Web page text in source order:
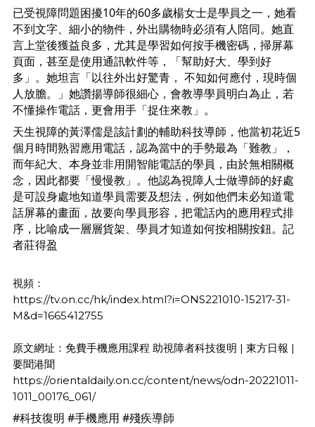
已受視障問題困擾10年的60多歲楊女士是學員之一，她看
不到文字、細小的物件，外出購物時必須有人陪同。她直
言上堂後獲益良多，尤其是學習如何按手機密碼，掃屏幕
頁面，甚至是使用通訊軟件等，「幫助好大、學到好
多」。她坦言「以往外出好驚青， 不知如何應付，現時個
人放膽。」她讚揚導師很細心，會教導學員明白為止，若
不懂操作電話，更會用手「捉住來教」。
天生視障的黃澤儒是該計劃的輔助科技導師，他當初花近5
個月時間熟習應用電話，認為當中的手勢最為「難教」，
而年紀大、本身並非用開智能電話的學員，由於無相關概
念，因此都要「慢慢教」。他認為視障人士做導師的好處
是可設身處地知道學員需要及想法，例如他們未必知道電
話屏幕的畫面，故要向學員形容，把電話內的應用程式排
序，比喻成一層層貨架、學員才知道如何按相關按鈕。記
者莊得盈
https://tv.on.cc/hk/index.html?i=ONS221010-15217-31-
M&d=1665412755
原文網址：免費手機應用課程 助視障者科技復明 | 東方日報 |
https://orientaldaily.on.cc/content/news/odn-20221011-
1011_00176_061/
#科技復明 #手機應用 #殘疾導師